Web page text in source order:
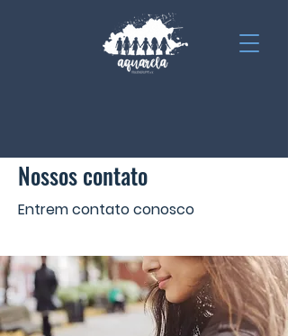
Nossos contato
Entrem contato conosco